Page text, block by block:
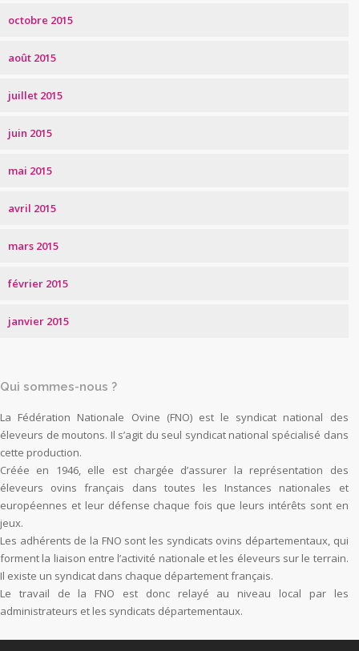
octobre 2015
août 2015
juillet 2015
juin 2015
mai 2015
avril 2015
mars 2015
février 2015
janvier 2015
Qui sommes-nous ?
La Fédération Nationale Ovine (FNO) est le syndicat national des
éleveurs de moutons. Il s’agit du seul syndicat national spécialisé dans
cette production.
Créée en 1946, elle est chargée d’assurer la représentation des
éleveurs ovins français dans toutes les Instances nationales et
européennes et leur défense chaque fois que leurs intérêts sont en
jeux.
Les adhérents de la FNO sont les syndicats ovins départementaux, qui
forment la liaison entre l’activité nationale et les éleveurs sur le terrain.
Il existe un syndicat dans chaque département français.
Le travail de la FNO est donc relayé au niveau local par les
administrateurs et les syndicats départementaux.